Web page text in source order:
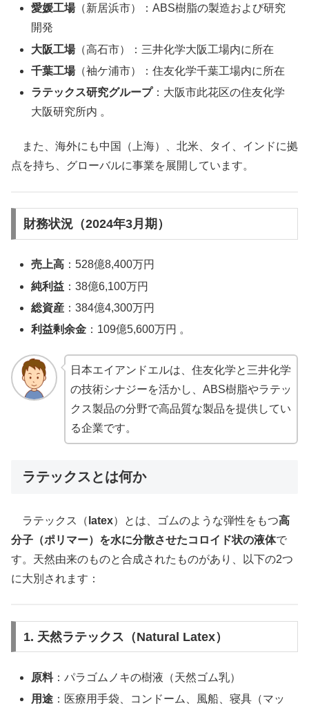
愛媛工場（新居浜市）：ABS樹脂の製造および研究
開発
大阪工場（高石市）：三井化学大阪工場内に所在
千葉工場（袖ケ浦市）：住友化学千葉工場内に所在
ラテックス研究グループ：大阪市此花区の住友化学
大阪研究所内 。
また、海外にも中国（上海）、北米、タイ、インドに拠
点を持ち、グローバルに事業を展開しています。
財務状況（2024年3月期）
売上高 ：528億8,400万円
純利益 ：38億6,100万円
総資産 ：384億4,300万円
利益剰余金 ：109億5,600万円 。
日本エイアンドエルは、住友化学と三井化学
の技術シナジーを活かし、ABS樹脂やラテッ
クス製品の分野で高品質な製品を提供してい
る企業です。
ラテックスとは何か
ラテックス（ latex）とは、ゴムのような弾性をもつ高
分子（ポリマー）を水に分散させたコロイド状の液体で
す。天然由来のものと合成されたものがあり、以下の2つ
に大別されます：
1. 天然ラテックス（Natural Latex）
原料：パラゴムノキの樹液（天然ゴム乳）
用途 ：医療用手袋、コンドーム、風船、寝具（マッ